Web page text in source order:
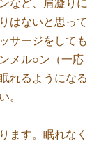
など、肩凝りに
はないと思って
サージをしても
メル○ン（一応
れるようになる
。
ます。眠れなく